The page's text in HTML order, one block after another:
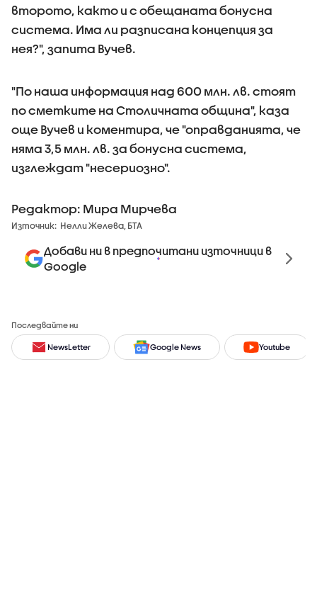
второто, както и с обещаната бонусна
система. Има ли разписана концепция за
нея?", запита Вучев.
"По наша информация над 600 млн. лв. стоят
по сметките на Столичната община", каза
още Вучев и коментира, че "оправданията, че
няма 3,5 млн. лв. за бонусна система,
изглеждат "несериозно".
Редактор: Мира Мирчева
Източник: Нелли Желева, БТА
Добави ни в предпочитани източници в
Google
Последвайте ни
NewsLetter Google News Youtube